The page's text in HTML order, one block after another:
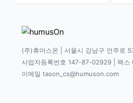
(주)휴머스온 | 서울시 강남구 언주로
사업자등록번호 147-87-02929 | 팩
이메일 tason_cs@humuson.com